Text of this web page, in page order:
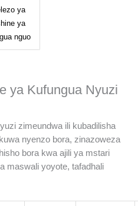
ya
ya
nguo
ya Kufungua Nyuzi
zimeundwa ili kubadilisha
nyenzo bora, zinazoweza
bora kwa ajili ya mstari
maswali yoyote, tafadhali